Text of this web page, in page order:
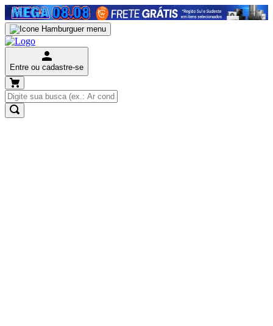
Entre ou cadastre-se